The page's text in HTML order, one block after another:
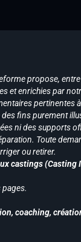
propose,
et enrichies par
pertinentes
des fins purement
ni des supports
Toute
ou retirer.
castings (Casting
coaching,